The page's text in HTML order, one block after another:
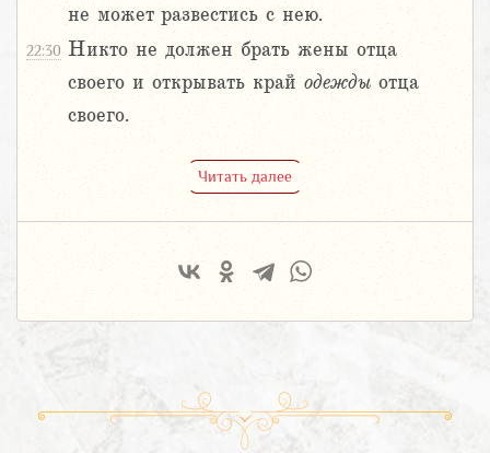
не может развестись с нею.
22:30 Никто не должен брать жены отца
своего и открывать край одежды отца
своего.
Читать далее